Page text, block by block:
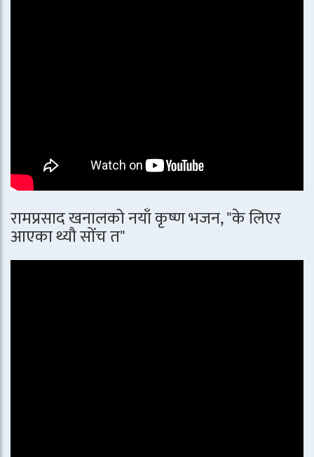
रामप्रसाद खनालको नयाँ कृष्ण भजन, "के लिएर
आएका थ्यौ सोंच त"